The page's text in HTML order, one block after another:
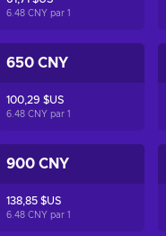
6.48 CNY par 1
650 CNY
100,29 $US
6.48 CNY par 1
900 CNY
138,85 $US
6.48 CNY par 1